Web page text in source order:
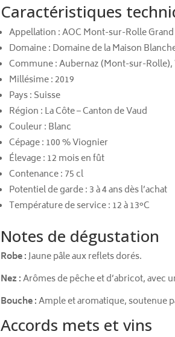
Caractéristiques
Appellation : AOC Mont-sur-Rolle
Domaine : Domaine de la Maison
Commune : Aubernaz (Mont-sur-Rolle),
Millésime : 2019
Pays : Suisse
Région : La Côte – Canton de Vaud
Couleur : Blanc
Cépage : 100 % Viognier
Élevage : 12 mois en fût
Contenance : 75 cl
Potentiel de garde : 3 à 4 ans dès l’achat
Température de service : 12 à 13°C
Notes de dégustation
Robe :Jaune pâle aux reflets dorés.
Nez :Arômes de pêche et d’abricot, avec
Bouche :Ample et aromatique, soutenue
Accords mets et vins